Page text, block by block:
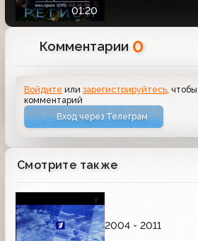
01:20
Комментарии 0
Войдите илизарегистрируйтесь,
комментарий
Вход через Телеграм
Смотрите также
2004 - 2011